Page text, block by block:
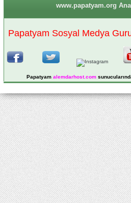
www.papatyam.org
Papatyam Sosyal Medya
Papatyam alemdarhost.com